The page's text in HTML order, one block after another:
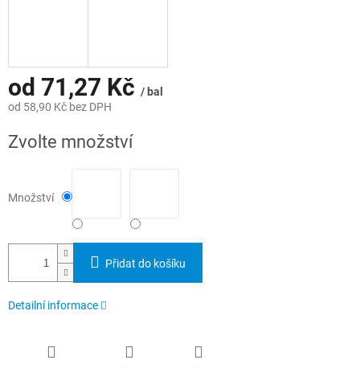
od 71,27 Kč / bal
od 58,90 Kč bez DPH
cena:
Zvolte množství
Množství
Přidat do košíku
Detailní informace